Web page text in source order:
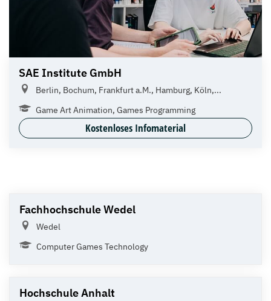
SAE Institute GmbH
Berlin, Bochum, Frankfurt a.M., Hamburg, Köln,...
Game Art Animation, Games Programming
Kostenloses Infomaterial
Fachhochschule Wedel
Wedel
Computer Games Technology
Hochschule Anhalt